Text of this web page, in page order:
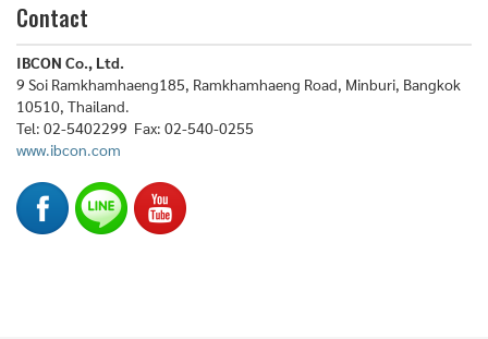
Contact
IBCON Co., Ltd.
9 Soi Ramkhamhaeng185, Ramkhamhaeng Road, Minburi, Bangkok
10510, Thailand.
Tel: 02-5402299 Fax: 02-540-0255
www.ibcon.com